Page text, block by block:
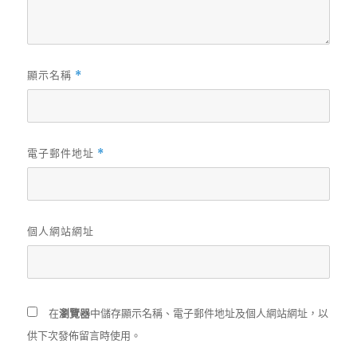
顯示名稱 *
電子郵件地址 *
個人網站網址
在瀏覽器中儲存顯示名稱、電子郵件地址及個人網站網址，以
供下次發佈留言時使用。